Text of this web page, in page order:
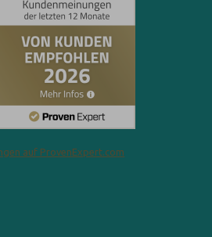
auf ProvenExpert.com